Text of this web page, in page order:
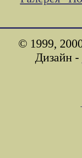
© 1999,
Дизайн -